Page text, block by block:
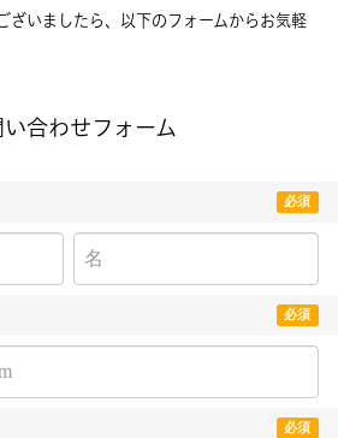
ざいましたら、以下のフォームからお気軽
い合わせフォーム
必須
必須
必須